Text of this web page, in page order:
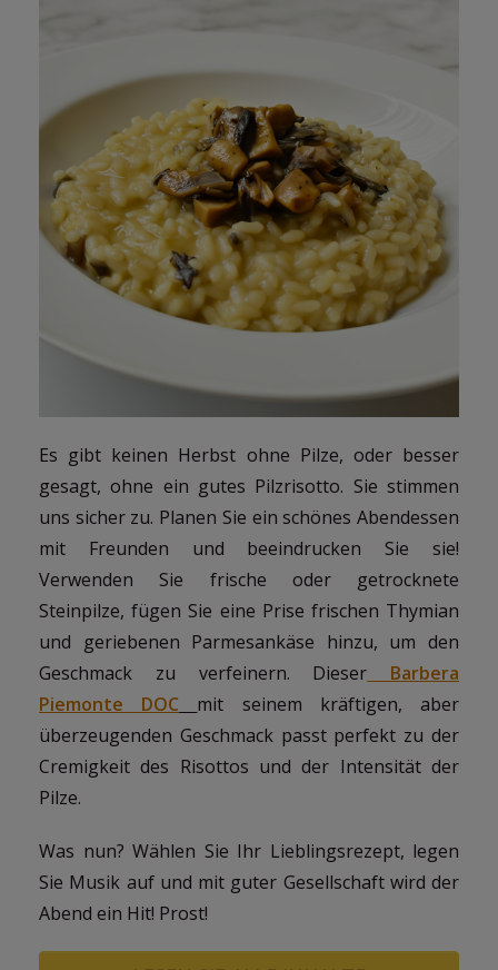
Es gibt keinen Herbst ohne Pilze, oder besser
gesagt, ohne ein gutes Pilzrisotto. Sie stimmen
uns sicher zu. Planen Sie ein schönes Abendessen
mit Freunden und beeindrucken Sie sie!
Verwenden Sie frische oder getrocknete
Steinpilze, fügen Sie eine Prise frischen Thymian
und geriebenen Parmesankäse hinzu, um den
Geschmack zu verfeinern. Dieser
Barbera
Piemonte DOC
mit seinem kräftigen, aber
überzeugenden Geschmack passt perfekt zu der
Cremigkeit des Risottos und der Intensität der
Pilze.
Was nun? Wählen Sie Ihr Lieblingsrezept, legen
Sie Musik auf und mit guter Gesellschaft wird der
Abend ein Hit! Prost!